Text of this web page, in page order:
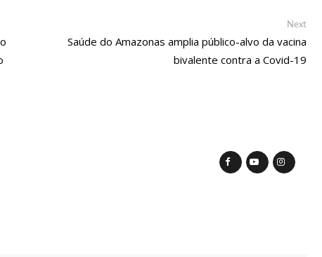
divulga resultado preliminar do Programa Bolsa Idiomas 2023
NextNext
Saúde do Amazonas amplia público-alvo da vacina
bivalente contra a Covid-19